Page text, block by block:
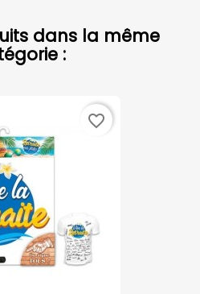
dans la même
:
favorite_border